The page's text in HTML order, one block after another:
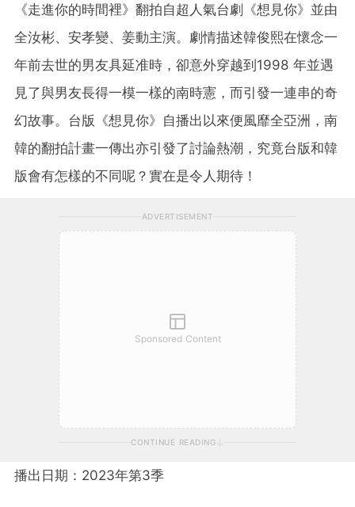
《走進你的時間裡》翻拍自超人氣台劇《想見你》並由
全汝彬、安孝變、姜動主演。劇情描述韓俊熙在懷念一
年前去世的男友具延准時，卻意外穿越到1998 年並遇
見了與男友長得一模一樣的南時憲，而引發一連串的奇
幻故事。台版《想見你》自播出以來便風靡全亞洲，南
韓的翻拍計畫一傳出亦引發了討論熱潮，究竟台版和韓
版會有怎樣的不同呢？實在是令人期待！
ADVERTISEMENT
Sponsored Content
CONTINUE READING
播出日期：2023年第3季